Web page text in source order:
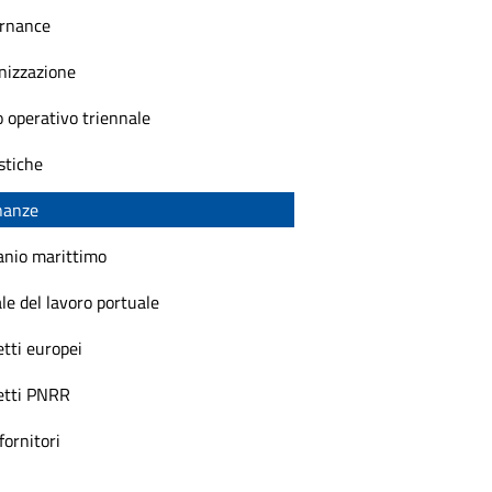
operativo triennale
marittimo
del lavoro portuale
europei
PNRR